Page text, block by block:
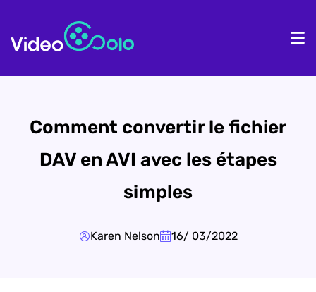
Comment convertir le fichier
DAV en AVI avec les étapes
simples
Karen Nelson 16/ 03/2022